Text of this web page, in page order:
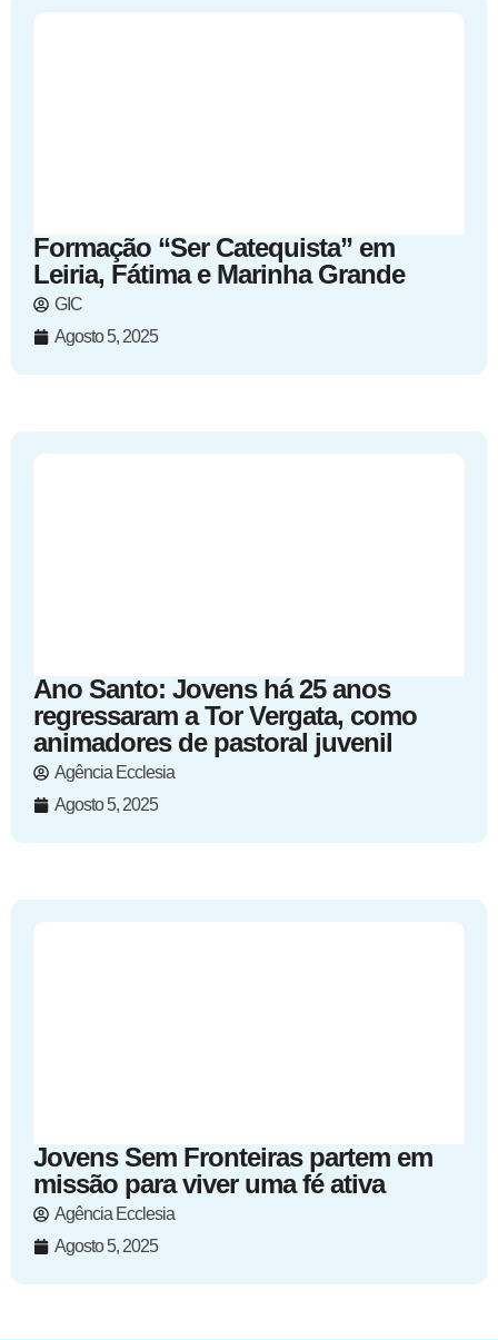
Formação “Ser Catequista” em
Leiria, Fátima e Marinha Grande
GIC
Agosto 5, 2025
Ano Santo: Jovens há 25 anos
regressaram a Tor Vergata, como
animadores de pastoral juvenil
Agência Ecclesia
Agosto 5, 2025
Jovens Sem Fronteiras partem em
missão para viver uma fé ativa
Agência Ecclesia
Agosto 5, 2025